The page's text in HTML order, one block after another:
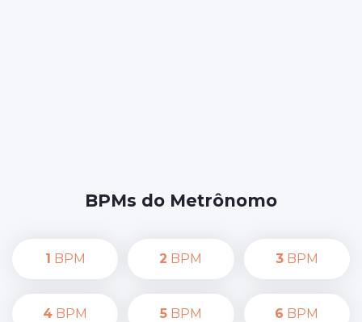
BPMs do Metrônomo
1 BPM 2 BPM 3BPM
4 BPM 5BPM 6 BPM